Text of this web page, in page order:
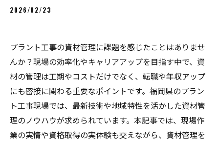
2026/02/23
プラント工事の資材管理に課題を感じたことはありませ
んか？現場の効率化やキャリアアップを目指す中で、資
材の管理は工期やコストだけでなく、転職や年収アップ
にも密接に関わる重要なポイントです。福岡県のプラン
ト工事現場では、最新技術や地域特性を活かした資材管
理のノウハウが求められています。本記事では、現場作
業の実情や資格取得の実体験も交えながら、資材管理を